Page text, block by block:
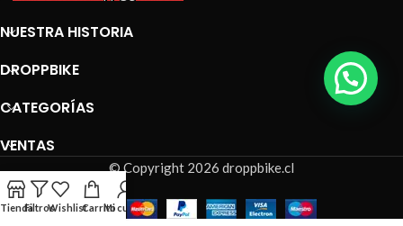
NUESTRA HISTORIA
DROPPBIKE
CATEGORÍAS
VENTAS
© Copyright 2026 droppbike.cl
TiendaFiltrosWishlistCarritoMi cuenta